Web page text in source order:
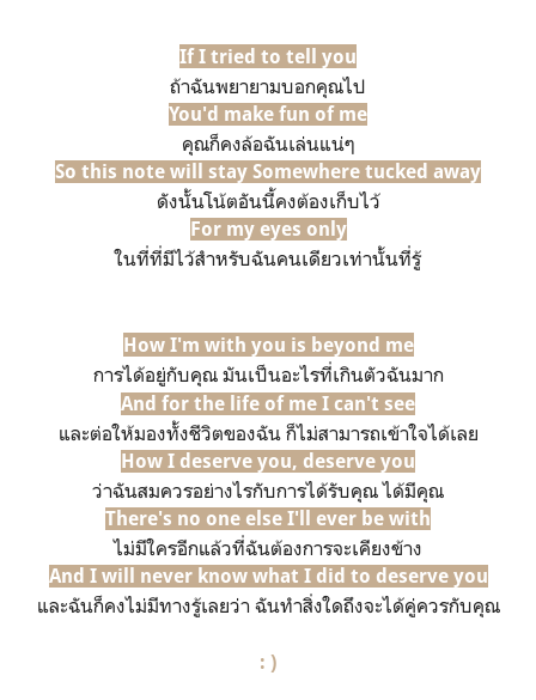
If I tried to tell you
ถ้าฉันพยายามบอกคุณไป
You'd make fun of me
คุณก็คงล้อฉันเล่นแน่ๆ
So this note will stay Somewhere tucked away
ดังนั้นโน้ตอันนี้คงต้องเก็บไว้
For my eyes only
ในที่ที่มีไว้สำหรับฉันคนเดียวเท่านั้นที่รู้
How I'm with you is beyond me
การได้อยู่กับคุณ มันเป็นอะไรที่เกินตัวฉันมาก
And for the life of me I can't see
และต่อให้มองทั้งชีวิตของฉัน ก็ไม่สามารถเข้าใจได้เลย
How I deserve you, deserve you
ว่าฉันสมควรอย่างไรกับการได้รับคุณ ได้มีคุณ
There's no one else I'll ever be with
ไม่มีใครอีกแล้วที่ฉันต้องการจะเคียงข้าง
And I will never know what I did to deserve you
และฉันก็คงไม่มีทางรู้เลยว่า​ ฉันทำสิ่งใดถึงจะได้คู่ควรกับคุณ
: )